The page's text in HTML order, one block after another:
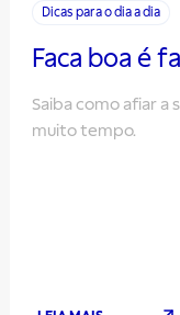
Dicas para o dia a dia
Faca boa é
Saiba como afiar a
muito tempo.